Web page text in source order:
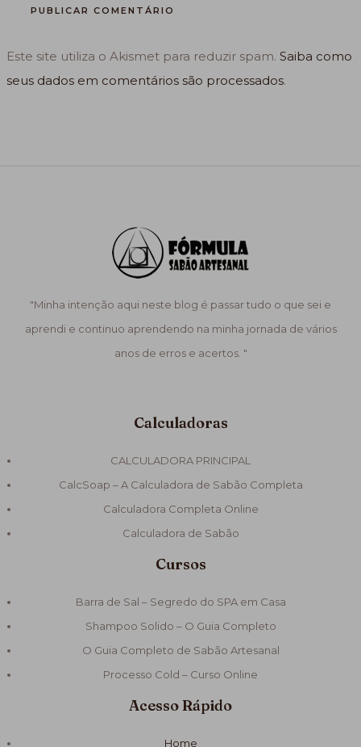
Este site utiliza o Akismet para reduzir spam.Saiba como
seus dados em comentários são processados.
"Minha intenção aqui neste blog é passar tudo o que sei e
aprendi e continuo aprendendo na minha jornada de vários
anos de erros e acertos. "
Calculadoras
CALCULADORA PRINCIPAL
CalcSoap – A Calculadora de Sabão Completa
Calculadora Completa Online
Calculadora de Sabão
Cursos
Barra de Sal – Segredo do SPA em Casa
Shampoo Solido – O Guia Completo
O Guia Completo de Sabão Artesanal
Processo Cold – Curso Online
Acesso Rápido
Home